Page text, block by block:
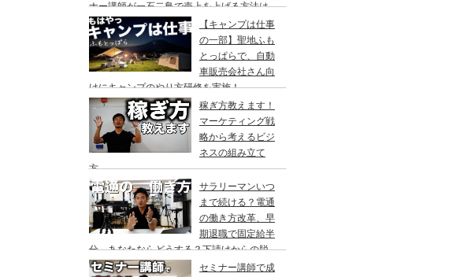
ナー講師が一石二鳥で売上を上げる方法は、
リアルとオンラインを一緒にやるスキル、出
張セミナーの新常識
【キャンプは仕事
の一部】聖地ふも
とっぱらで、自動
車販売会社さん向
けにキャンプのやり方研修を実施！
稼ぎ方教えます！
マーケティング戦
略から考えるビジ
ネスの組み立て
方。
サラリーマンいつ
まで続ける？電通
の働き方改革、早
期退職で固定給半
分、あなたならどうする？下請けからの脱
却！
セミナー講師で成